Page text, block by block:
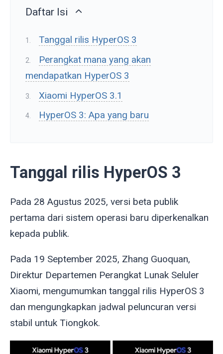
Daftar Isi
Tanggal rilis HyperOS 3
Perangkat mana yang akan
mendapatkan HyperOS 3
Xiaomi HyperOS 3.1
HyperOS 3: Apa yang baru
Tanggal rilis HyperOS 3
Pada 28 Agustus 2025, versi beta publik
pertama dari sistem operasi baru diperkenalkan
kepada publik.
Pada 19 September 2025, Zhang Guoquan,
Direktur Departemen Perangkat Lunak Seluler
Xiaomi, mengumumkan tanggal rilis HyperOS 3
dan mengungkapkan jadwal peluncuran versi
stabil untuk Tiongkok.